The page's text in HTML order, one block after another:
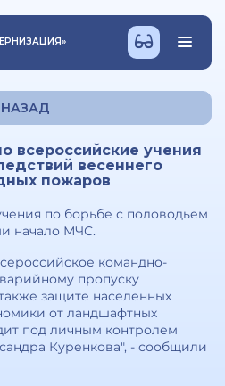
»
НАЗАД
всероссийские учения
весеннего
пожаров
по борьбе с половодьем
начало МЧС.
командно-
пропуску
защите населенных
от ландшафтных
под личным контролем
Куренкова", - сообщили